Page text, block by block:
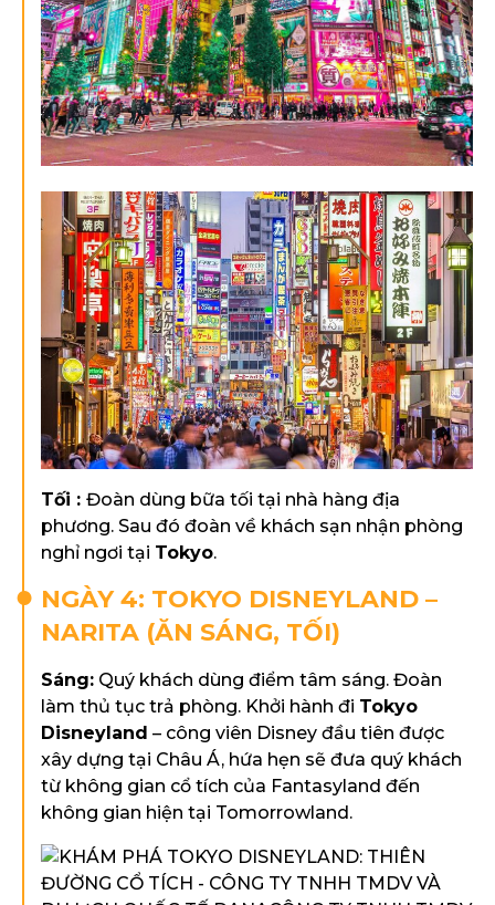
Tối : Đoàn dùng bữa tối tại nhà hàng địa
phương. Sau đó đoàn về khách sạn nhận phòng
nghỉ ngơi tại Tokyo.
NGÀY 4: TOKYO DISNEYLAND –
NARITA (ĂN SÁNG, TỐI)
Sáng: Quý khách dùng điểm tâm sáng. Đoàn
làm thủ tục trả phòng. Khởi hành đi Tokyo
Disneyland – công viên Disney đầu tiên được
xây dựng tại Châu Á, hứa hẹn sẽ đưa quý khách
từ không gian cổ tích của Fantasyland đến
không gian hiện tại Tomorrowland.